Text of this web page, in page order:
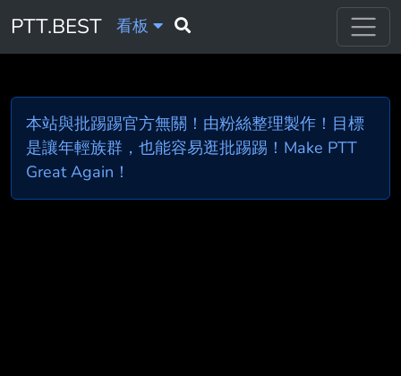
PTT.BEST 看板
本站與批踢踢官方無關！由粉絲整理製作！目標
是讓年輕族群，也能容易逛批踢踢！Make PTT
Great Again！